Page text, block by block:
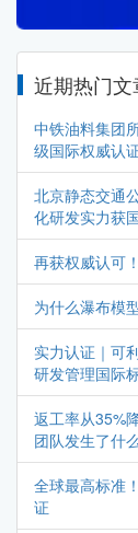
近期热门文
中铁油料集团
级国际权威认
北京静态交通
化研发实力获
再获权威认可
为什么瀑布模
实力认证｜可
研发管理国际
返工率从35%
团队发生了什
全球最高标准
证